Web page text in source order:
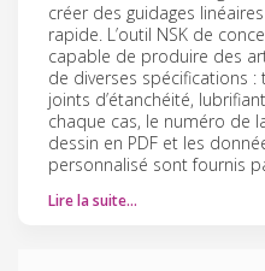
créer des guidages
rapide. L’outil NSK de
capable de produire des
de diverses spécifications :
joints d’étanchéité,
chaque cas, le numéro de
dessin en PDF et les
personnalisé sont fournis
Lire la suite…